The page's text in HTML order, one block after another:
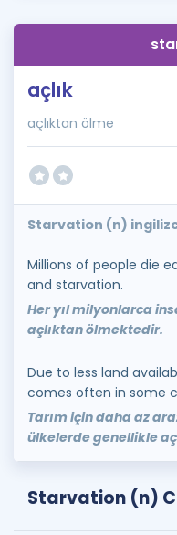
İngilizce Gramer
açlık
açlıktan ölme
Starvation (n)
Millions of people die
and starvation.
Her yıl milyonlarca
açlıktan ölmektedir.
Due to less land
comes often in some
Tarım için daha az
ülkelerde genellikle
Starvation (n)